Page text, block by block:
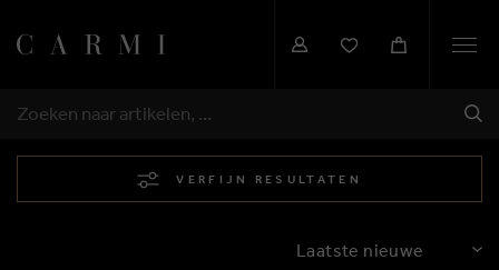
ZOEKEN
VERFIJN RESULTATEN
SORTEREN